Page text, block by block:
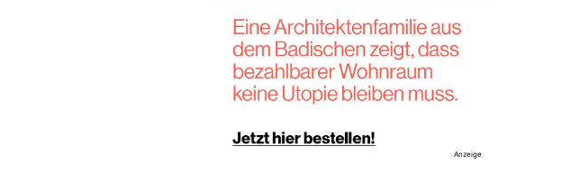
Anzeige